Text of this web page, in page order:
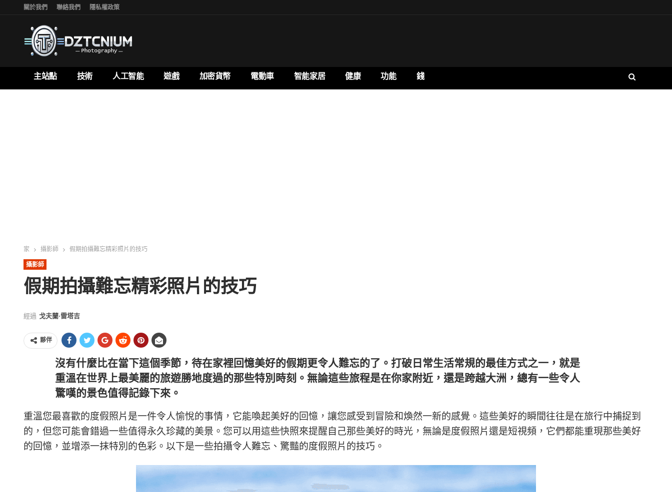
關於我們 聯絡我們 隱私權政策
主站點 技術 人工智能 遊戲 加密貨幣 電動車 智能家居 健康 功能 錢
家 攝影師 假期拍攝難忘精彩照片的技巧
攝影師
假期拍攝難忘精彩照片的技巧
經過 戈夫蘭·雷塔吉
夥伴
沒有什麼比在當下這個季節，待在家裡回憶美好的假期更令人難忘的了。打破日常生活常規的最佳方式之一，就是
重溫在世界上最美麗的旅遊勝地度過的那些特別時刻。無論這些旅程是在你家附近，還是跨越大洲，總有一些令人
驚嘆的景色值得記錄下來。
重溫您最喜歡的度假照片是一件令人愉悅的事情，它能喚起美好的回憶，讓您感受到冒險和煥然一新的感覺。這些美好的瞬間往往是在旅行中捕捉到
的，但您可能會錯過一些值得永久珍藏的美景。您可以用這些快照來提醒自己那些美好的時光，無論是度假照片還是短視頻，它們都能重現那些美好
的回憶，並增添一抹特別的色彩。以下是一些拍攝令人難忘、驚豔的度假照片的技巧。